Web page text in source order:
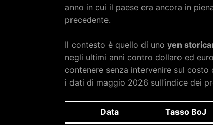
anno in cui il paese era ancora in
precedente.
Il contesto è quello di uno yen
negli ultimi anni contro dollaro ed
contenere senza intervenire sul
i dati di maggio 2026 sull’indice dei
Data Tasso BoJ